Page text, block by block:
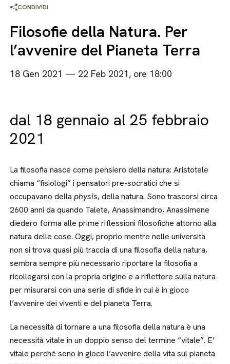
CONDIVIDI
Filosofie della Natura. Per
l’avvenire del Pianeta Terra
18 Gen 2021 — 22 Feb 2021, ore 18:00
dal 18 gennaio al 25 febbraio
2021
La filosofia nasce come pensiero della natura: Aristotele
chiama “fisiologi” i pensatori pre-socratici che si
occupavano dellaphysis, della natura. Sono trascorsi circa
2600 anni da quando Talete, Anassimandro, Anassimene
diedero forma alle prime riflessioni filosofiche attorno alla
natura delle cose. Oggi, proprio mentre nelle università
non si trova quasi più traccia di una filosofia della natura,
sembra sempre più necessario riportare la filosofia a
ricollegarsi con la propria origine e a riflettere sulla natura
per misurarsi con una serie di sfide in cui è in gioco
l’avvenire dei viventi e del pianeta Terra.
La necessità di tornare a una filosofia della natura è una
necessità vitale in un doppio senso del termine “vitale”. E’
vitale perché sono in gioco l’avvenire della vita sul pianeta